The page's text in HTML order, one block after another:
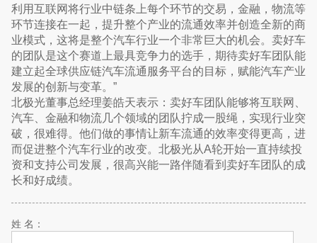
利用互联网将行业中链条上每个环节的交易，金融，物流等
环节连接在一起，提升整个产业的流通效率并创造全新的商
业模式，这将是整个汽车行业一个非常巨大的机会。卖好车
的团队是这个赛道上最具竞争力的选手，期待卖好车团队能
建立起全球供应链汽车流通服务平台的目标，赋能汽车产业
发展的创新与变革。”
北极光董事总经理姜皓天表示：卖好车团队能够将互联网、
汽车、金融和物流几个领域的团队拧成一股绳，实现行业突
破，很难得。他们做的事情让新车流通的效率变得更高，进
而促进整个汽车行业的改变。北极光从A轮开始一直持续投
资和支持公司发展，很高兴能一路伴随看到卖好车团队的成
长和好成绩。
姓 名：